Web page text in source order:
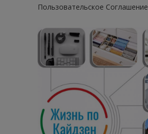
Пользовательское Соглашение